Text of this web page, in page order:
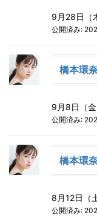
9月28日（
公開済み:
橋本環
9月8日（
公開済み:
橋本環
8月12日（
公開済み: